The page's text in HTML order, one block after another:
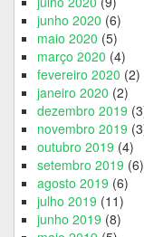
junho 2020 (6)
maio 2020 (5)
março 2020 (4)
fevereiro 2020 (2)
janeiro 2020 (2)
dezembro 2019
novembro 2019
outubro 2019 (4)
setembro 2019 (6)
agosto 2019 (6)
julho 2019 (11)
junho 2019 (8)